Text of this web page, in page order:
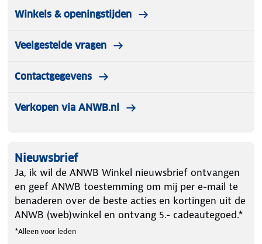
Winkels & openingstijden
Veelgestelde vragen
Contactgegevens
Verkopen via ANWB.nl
Nieuwsbrief
Ja, ik wil de ANWB Winkel nieuwsbrief ontvangen
en geef ANWB toestemming om mij per e-mail te
benaderen over de beste acties en kortingen uit de
ANWB (web)winkel en ontvang 5.- cadeautegoed.*
*Alleen voor leden